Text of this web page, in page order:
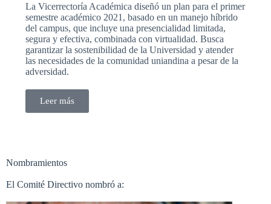
La Vicerrectoría Académica diseñó un plan para el primer
semestre académico 2021, basado en un manejo híbrido
del campus, que incluye una presencialidad limitada,
segura y efectiva, combinada con virtualidad. Busca
garantizar la sostenibilidad de la Universidad y atender
las necesidades de la comunidad uniandina a pesar de la
adversidad.
Leer más
Nombramientos
El Comité Directivo nombró a: